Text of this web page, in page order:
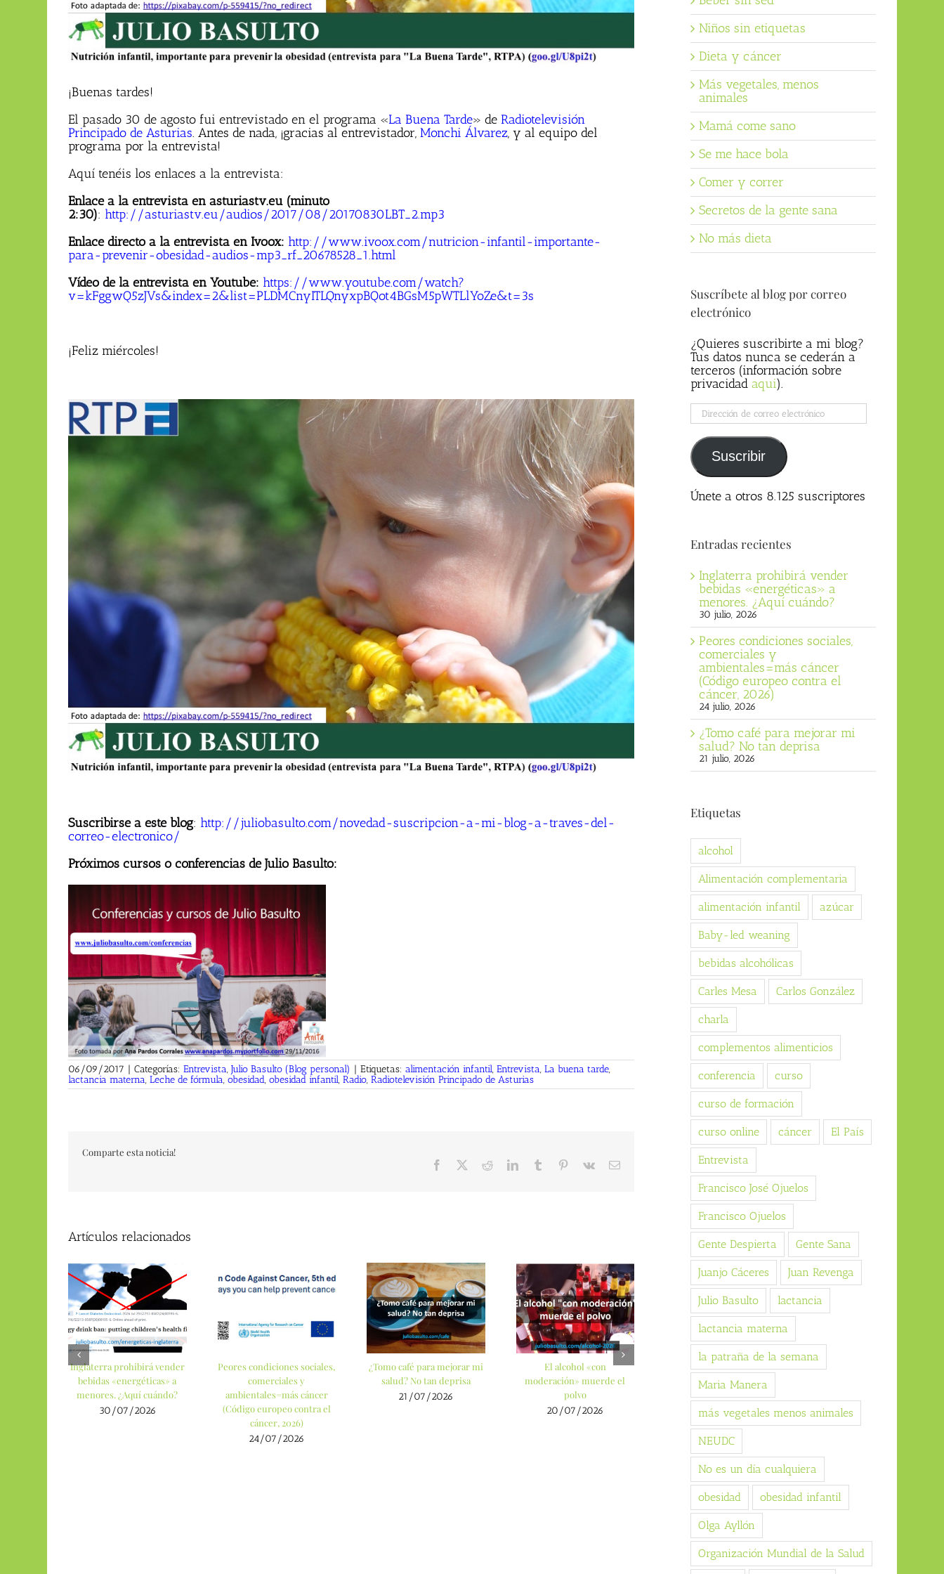
¡Buenas tardes!
El pasado 30 de agosto fui entrevistado en el programa «La Buena Tarde» de Radiotelevisión
Principado de Asturias. Antes de nada, ¡gracias al entrevistador, Monchi Álvarez, y al equipo del
programa por la entrevista!
Aquí tenéis los enlaces a la entrevista:
Enlace a la entrevista en asturiastv.eu (minuto
2:30): http://asturiastv.eu/audios/2017/08/20170830LBT_2.mp3
Enlace directo a la entrevista en Ivoox: http://www.ivoox.com/nutricion-infantil-importante-
para-prevenir-obesidad-audios-mp3_rf_20678528_1.html
Vídeo de la entrevista en Youtube: https://www.youtube.com/watch?
v=kFggwQ5zJVs&index=2&list=PLDMCnyITLQnyxpBQot4BGsM5pWTLlYoZe&t=3s
¡Feliz miércoles!
Suscribirse a este blog: http://juliobasulto.com/novedad-suscripcion-a-mi-blog-a-traves-del-
correo-electronico/
Próximos cursos o conferencias de Julio Basulto:
06/09/2017 | Categorías: Entrevista, Julio Basulto (Blog personal) | Etiquetas: alimentación infantil, Entrevista, La buena tarde,
lactancia materna, Leche de fórmula, obesidad, obesidad infantil, Radio, Radiotelevisión Principado de Asturias
Comparte esta noticia!
Facebook RedditLinkedInTumblr Pinterest
Vk
Correo
Artículos relacionados
Inglaterra prohibirá vender
bebidas «energéticas» a
menores. ¿Aquí cuándo?
30/07/2026
Peores condiciones sociales,
comerciales y
ambientales=más cáncer
(Código europeo contra el
cáncer, 2026)
24/07/2026
¿Tomo café para mejorar mi
salud? No tan deprisa
21/07/2026
El alcohol «con
moderación» muerde el
polvo
20/07/2026
Vegetarianismo (artículo
para la revista 5W)
13/07/2026
Perder peso (curso online)
Niños sin etiquetas
Dieta y cáncer
Más vegetales, menos
animales
Mamá come sano
Se me hace bola
Comer y correr
Secretos de la gente sana
No más dieta
Suscríbete al blog por correo
electrónico
¿Quieres suscribirte a mi blog?
Tus datos nunca se cederán a
terceros (información sobre
privacidad aqui).
Dirección
de
correo
electrónico
Suscribir
Únete a otros 8.125 suscriptores
Entradas recientes
Inglaterra prohibirá vender
bebidas «energéticas» a
menores. ¿Aquí cuándo?
30 julio, 2026
Peores condiciones sociales,
comerciales y
ambientales=más cáncer
(Código europeo contra el
cáncer, 2026)
24 julio, 2026
¿Tomo café para mejorar mi
salud? No tan deprisa
21 julio, 2026
Etiquetas
alcohol
Alimentación complementaria
alimentación infantil azúcar
Baby-led weaning
bebidas alcohólicas
Carles Mesa Carlos González
charla
complementos alimenticios
conferencia curso
curso de formación
curso online cáncer El País
Entrevista
Francisco José Ojuelos
Francisco Ojuelos
Gente Despierta Gente Sana
Juanjo Cáceres Juan Revenga
Julio Basulto lactancia
lactancia materna
la patraña de la semana
Maria Manera
más vegetales menos animales
NEUDC
No es un día cualquiera
obesidad obesidad infantil
Olga Ayllón
Organización Mundial de la Salud